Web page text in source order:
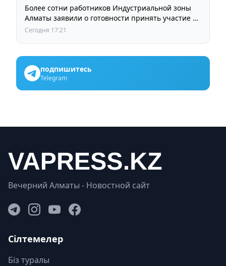
Более сотни работников Индустриальной зоны
Алматы заявили о готовности принять участие в
выборах членов Курылтая
Сегодня 17:21
подпишитесь
Telegram
Вечерний Алматы - Новостной сайт
Сілтемелер
Біз туралы